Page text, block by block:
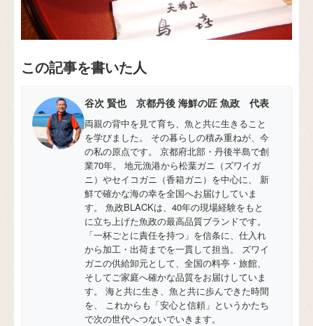
この記事を書いた人
谷次 賢也 京都丹後 海鮮の匠 魚政 代表
両親の背中を見て育ち、魚と共に生きること
を学びました。 その暮らしの積み重ねが、今
の私の原点です。 京都府北部・丹後半島で創
業70年。 地元漁港から松葉ガニ（ズワイガ
ニ）やセイコガニ（香箱ガニ）を中心に、 新
鮮で確かな海の幸を全国へお届けしていま
す。 魚政BLACKは、40年の現場経験をもと
に立ち上げた魚政の最高品質ブランドです。
「一杯ごとに責任を持つ」を信条に、仕入れ
から加工・出荷までを一貫して担当。 ズワイ
ガニの供給卸元として、全国の料亭・旅館、
そしてご家庭へ確かな品質をお届けしていま
す。 海と共に生き、魚と共に歩んできた時間
を、 これからも「安心と信頼」というかたち
で次の世代へつないでいきます。